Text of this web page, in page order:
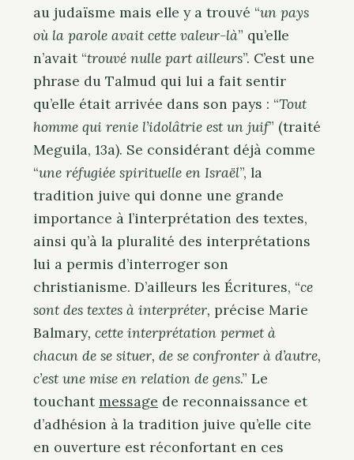
au judaïsme mais elle y a trouvé “un pays
où la parole avait cette valeur-là” qu’elle
n’avait “trouvé nulle part ailleurs”. C’est une
phrase du Talmud qui lui a fait sentir
qu’elle était arrivée dans son pays : “Tout
homme qui renie l’idolâtrie est un juif” (traité
Meguila, 13a). Se considérant déjà comme
“une réfugiée spirituelle en Israël”, la
tradition juive qui donne une grande
importance à l’interprétation des textes,
ainsi qu’à la pluralité des interprétations
lui a permis d’interroger son
christianisme. D’ailleurs les Écritures, “ce
sont des textes à interpréter, précise Marie
Balmary, cette interprétation permet à
chacun de se situer, de se confronter à d’autre,
c’est une mise en relation de gens.” Le
touchant message de reconnaissance et
d’adhésion à la tradition juive qu’elle cite
en ouverture est réconfortant en ces